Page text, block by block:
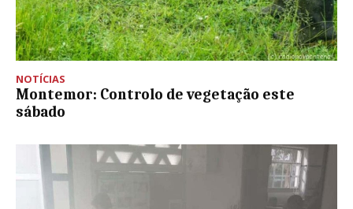
NOTÍCIAS
Montemor: Controlo de vegetação este
sábado